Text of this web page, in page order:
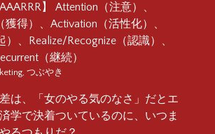
】 Attention（注意）、
獲得）、Activation（活性化）、
）、Realize/Recognize（認識）、
（継続）
, つぶやき
は、「女のやる気のなさ」だとエ
学で決着ついているのに、いつま